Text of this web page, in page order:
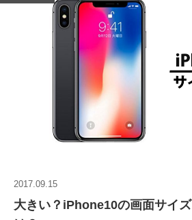
2017.09.15
大きい？iPhone10の画面サイ